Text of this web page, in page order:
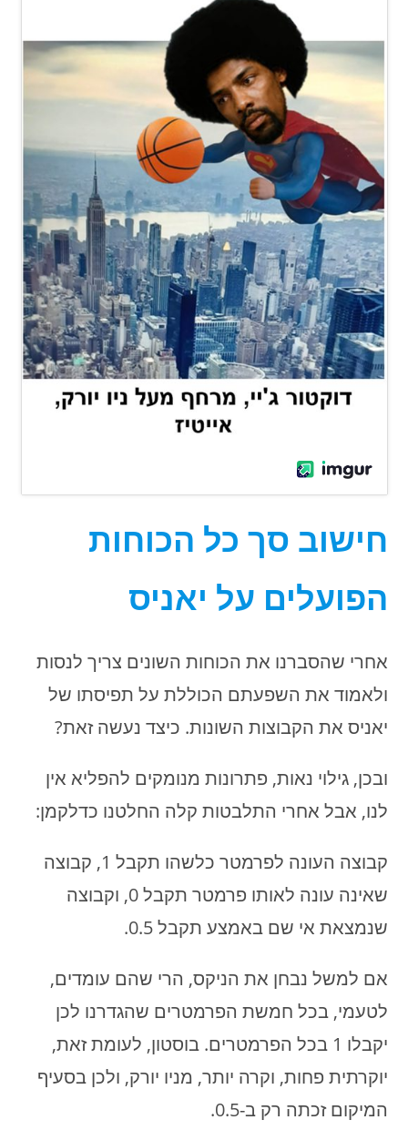
חישוב סך כל הכוחות
הפועלים על יאניס
אחרי שהסברנו את הכוחות השונים צריך לנסות
ולאמוד את השפעתם הכוללת על תפיסתו של
יאניס את הקבוצות השונות. כיצד נעשה זאת?
ובכן, גילוי נאות, פתרונות מנומקים להפליא אין
לנו, אבל אחרי התלבטות קלה החלטנו כדלקמן:
קבוצה העונה לפרמטר כלשהו תקבל 1, קבוצה
שאינה עונה לאותו פרמטר תקבל 0, וקבוצה
שנמצאת אי שם באמצע תקבל 0.5.
אם למשל נבחן את הניקס, הרי שהם עומדים,
לטעמי, בכל חמשת הפרמטרים שהגדרנו לכן
יקבלו 1 בכל הפרמטרים. בוסטון, לעומת זאת,
יוקרתית פחות, וקרה יותר, מניו יורק, ולכן בסעיף
המיקום זכתה רק ב-0.5.